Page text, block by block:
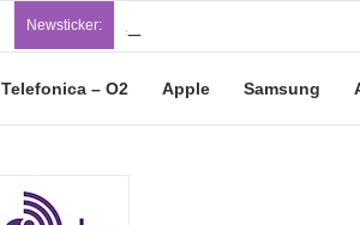
Newsticker: „Junge Leute“-Tarife:
Telefonica – O2 Apple Samsung